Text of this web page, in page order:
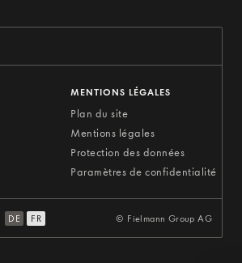
MENTIONS LÉGALES
Plan du site
Mentions légales
Protection des données
Paramètres de confidentialité
DE FR © Fielmann Group AG